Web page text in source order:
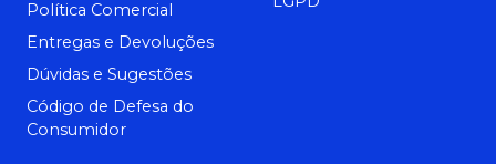
Política Comercial
Entregas e Devoluções
Dúvidas e Sugestões
Código de Defesa do
Consumidor